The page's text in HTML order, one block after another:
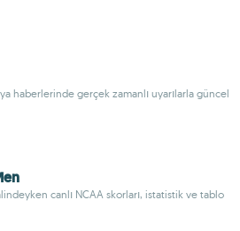
haberlerinde gerçek zamanlı uyarılarla güncel
canlı NCAA skorları, istatistik ve tablo